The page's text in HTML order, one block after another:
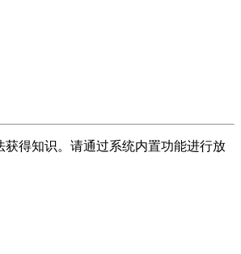
得知识。请通过系统内置功能进行放